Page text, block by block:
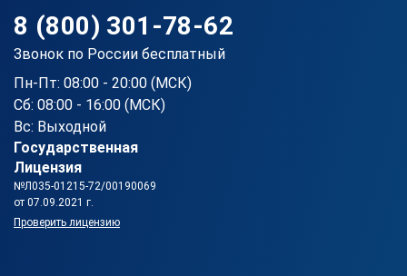
8 (800) 301-78-62
Звонок по России бесплатный
Пн-Пт: 08:00 - 20:00 (МСК)
Сб: 08:00 - 16:00 (МСК)
Вс: Выходной
Государственная
Лицензия
№Л035-01215-72/00190069
от 07.09.2021 г.
Проверить лицензию